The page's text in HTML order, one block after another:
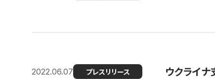
2022.06.07 プレスリリース ウクライナ